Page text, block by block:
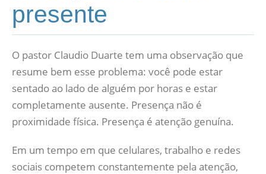
presente
O pastor Claudio Duarte tem uma observação que
resume bem esse problema: você pode estar
sentado ao lado de alguém por horas e estar
completamente ausente. Presença não é
proximidade física. Presença é atenção genuína.
Em um tempo em que celulares, trabalho e redes
sociais competem constantemente pela atenção,